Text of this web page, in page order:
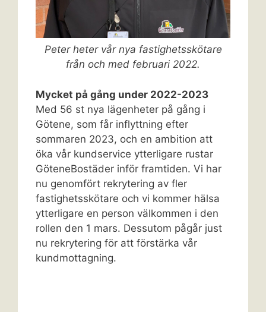
Peter heter vår nya fastighetsskötare
från och med februari 2022.
Mycket på gång under 2022-2023
Med 56 st nya lägenheter på gång i
Götene, som får inflyttning efter
sommaren 2023, och en ambition att
öka vår kundservice ytterligare rustar
GöteneBostäder inför framtiden. Vi har
nu genomfört rekrytering av fler
fastighetsskötare och vi kommer hälsa
ytterligare en person välkommen i den
rollen den 1 mars. Dessutom pågår just
nu rekrytering för att förstärka vår
kundmottagning.